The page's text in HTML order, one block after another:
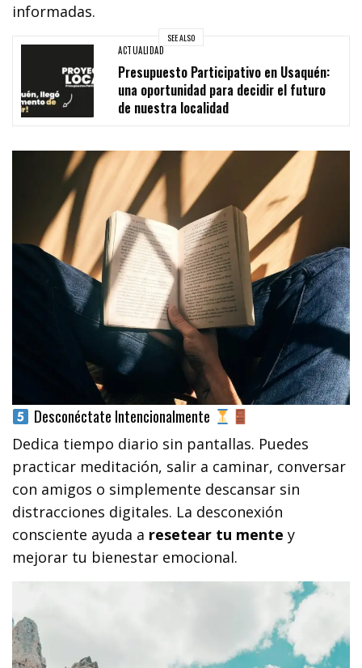
informadas.
SEE ALSO
ACTUALIDAD
Presupuesto Participativo en Usaquén:
una oportunidad para decidir el futuro
de nuestra localidad
Desconéctate Intencionalmente
Dedica tiempo diario sin pantallas. Puedes
practicar meditación, salir a caminar, conversar
con amigos o simplemente descansar sin
distracciones digitales. La desconexión
consciente ayuda a resetear tu mente y
mejorar tu bienestar emocional.